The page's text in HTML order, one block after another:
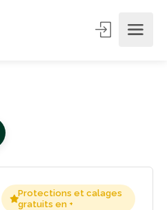
Protections et calages
gratuits en +